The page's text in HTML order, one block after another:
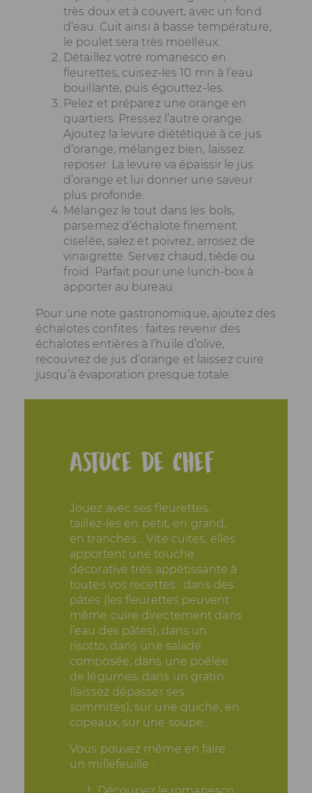
très doux et à couvert, avec un fond
d’eau. Cuit ainsi à basse température,
le poulet sera très moelleux.
Détaillez votre romanesco en
fleurettes, cuisez-les 10 mn à l’eau
bouillante, puis égouttez-les.
Pelez et préparez une orange en
quartiers. Pressez l’autre orange.
Ajoutez la levure diététique à ce jus
d’orange, mélangez bien, laissez
reposer. La levure va épaissir le jus
d’orange et lui donner une saveur
plus profonde.
Mélangez le tout dans les bols,
parsemez d’échalote finement
ciselée, salez et poivrez, arrosez de
vinaigrette. Servez chaud, tiède ou
froid. Parfait pour une lunch-box à
apporter au bureau.
Pour une note gastronomique, ajoutez des
échalotes confites : faites revenir des
échalotes entières à l’huile d’olive,
recouvrez de jus d’orange et laissez cuire
jusqu’à évaporation presque totale.
Astuce de chef
Jouez avec ses fleurettes,
taillez-les en petit, en grand,
en tranches… Vite cuites, elles
apportent une touche
décorative très appétissante à
toutes vos recettes : dans des
pâtes (les fleurettes peuvent
même cuire directement dans
l’eau des pâtes), dans un
risotto, dans une salade
composée, dans une poêlée
de légumes, dans un gratin
(laissez dépasser ses
sommités), sur une quiche, en
copeaux, sur une soupe....
Vous pouvez même en faire
un millefeuille :